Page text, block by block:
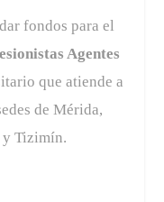
fondos para el
Agentes
que atiende a
de Mérida,
Tizimín.